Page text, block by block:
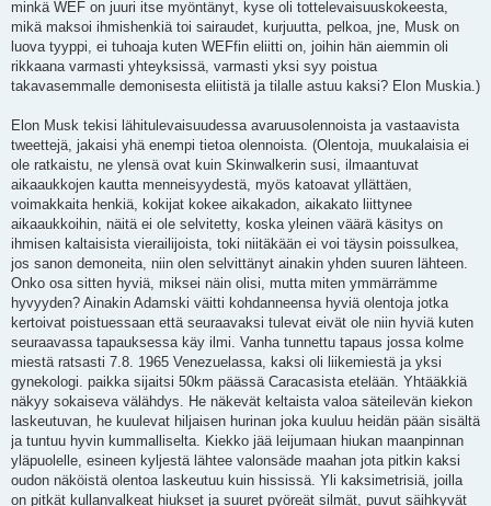
minkä WEF on juuri itse myöntänyt, kyse oli tottelevaisuuskokeesta,
mikä maksoi ihmishenkiä toi sairaudet, kurjuutta, pelkoa, jne, Musk on
luova tyyppi, ei tuhoaja kuten WEFfin eliitti on, joihin hän aiemmin oli
rikkaana varmasti yhteyksissä, varmasti yksi syy poistua
takavasemmalle demonisesta eliitistä ja tilalle astuu kaksi? Elon Muskia.)
Elon Musk tekisi lähitulevaisuudessa avaruusolennoista ja vastaavista
tweettejä, jakaisi yhä enempi tietoa olennoista. (Olentoja, muukalaisia ei
ole ratkaistu, ne ylensä ovat kuin Skinwalkerin susi, ilmaantuvat
aikaaukkojen kautta menneisyydestä, myös katoavat yllättäen,
voimakkaita henkiä, kokijat kokee aikakadon, aikakato liittynee
aikaaukkoihin, näitä ei ole selvitetty, koska yleinen väärä käsitys on
ihmisen kaltaisista vierailijoista, toki niitäkään ei voi täysin poissulkea,
jos sanon demoneita, niin olen selvittänyt ainakin yhden suuren lähteen.
Onko osa sitten hyviä, miksei näin olisi, mutta miten ymmärrämme
hyvyyden? Ainakin Adamski väitti kohdanneensa hyviä olentoja jotka
kertoivat poistuessaan että seuraavaksi tulevat eivät ole niin hyviä kuten
seuraavassa tapauksessa käy ilmi. Vanha tunnettu tapaus jossa kolme
miestä ratsasti 7.8. 1965 Venezuelassa, kaksi oli liikemiestä ja yksi
gynekologi. paikka sijaitsi 50km päässä Caracasista etelään. Yhtääkkiä
näkyy sokaiseva välähdys. He näkevät keltaista valoa säteilevän kiekon
laskeutuvan, he kuulevat hiljaisen hurinan joka kuuluu heidän pään sisältä
ja tuntuu hyvin kummalliselta. Kiekko jää leijumaan hiukan maanpinnan
yläpuolelle, esineen kyljestä lähtee valonsäde maahan jota pitkin kaksi
oudon näköistä olentoa laskeutuu kuin hississä. Yli kaksimetrisiä, joilla
on pitkät kullanvalkeat hiukset ja suuret pyöreät silmät, puvut säihkyvät